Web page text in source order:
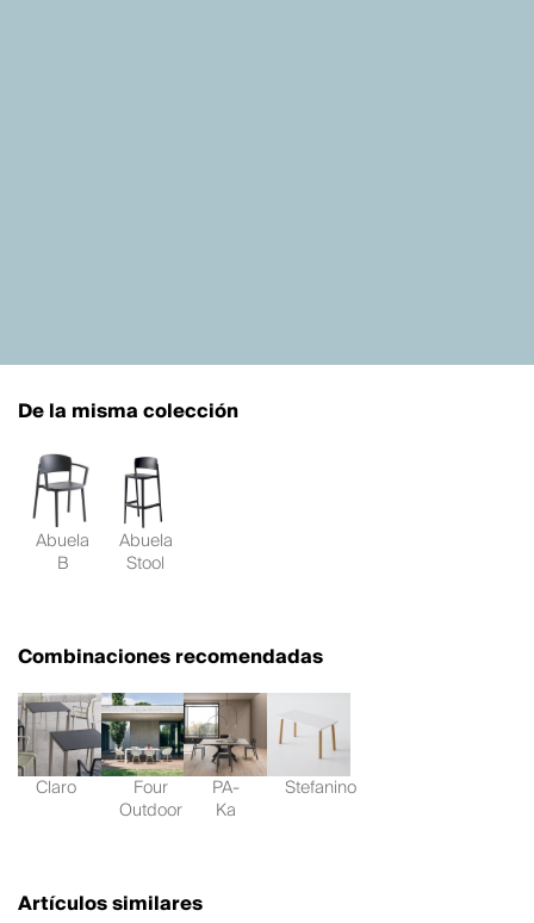
De la misma colección
Abuela
B
Abuela
Stool
Combinaciones recomendadas
Claro Four
Outdoor
PA-
Ka
Stefanino
Artículos similares